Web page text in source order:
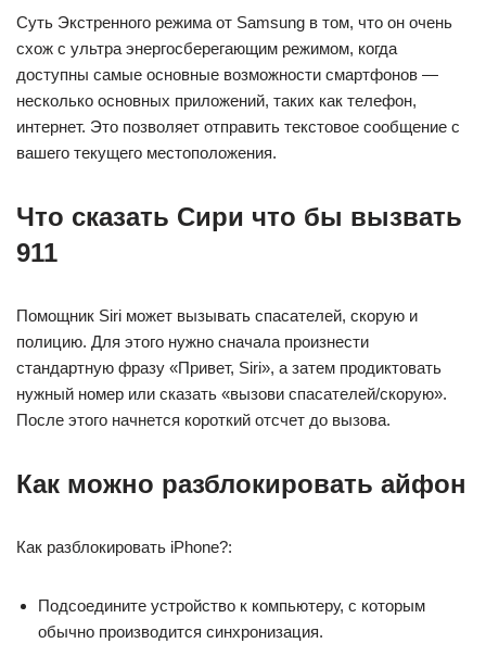
Суть Экстренного режима от Samsung в том, что он очень
схож с ультра энергосберегающим режимом, когда
доступны самые основные возможности смартфонов —
несколько основных приложений, таких как телефон,
интернет. Это позволяет отправить текстовое сообщение с
вашего текущего местоположения.
Что сказать Сири что бы вызвать
911
Помощник Siri может вызывать спасателей, скорую и
полицию. Для этого нужно сначала произнести
стандартную фразу «Привет, Siri», а затем продиктовать
нужный номер или сказать «вызови спасателей/скорую».
После этого начнется короткий отсчет до вызова.
Как можно разблокировать айфон
Как разблокировать iPhone?:
Подсоедините устройство к компьютеру, с которым
обычно производится синхронизация.